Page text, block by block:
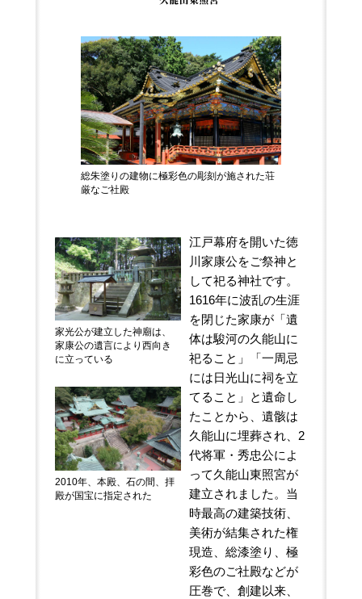
総朱塗りの建物に極彩色の彫刻が施された荘
厳なご社殿
家光公が建立した神廟は、
家康公の遺言により西向き
に立っている
2010年、本殿、石の間、拝
殿が国宝に指定された
江戸幕府を開いた徳
川家康公をご祭神と
して祀る神社です。
1616年に波乱の生涯
を閉じた家康が「遺
体は駿河の久能山に
祀ること」「一周忌
には日光山に祠を立
てること」と遺命し
たことから、遺骸は
久能山に埋葬され、2
代将軍・秀忠公によ
って久能山東照宮が
建立されました。当
時最高の建築技術、
美術が結集された権
現造、総漆塗り、極
彩色のご社殿などが
圧巻で、創建以来、